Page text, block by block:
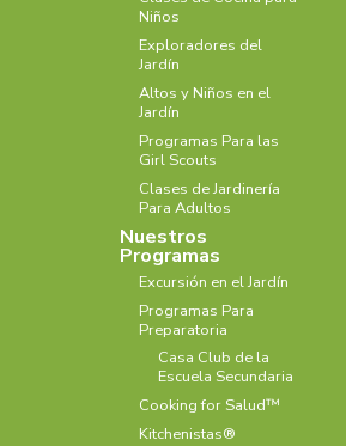
Niños
Exploradores del
Jardín
Altos y Niños en el
Jardín
Programas Para las
Girl Scouts
Clases de Jardinería
Para Adultos
Nuestros
Programas
Excursión en el Jardín
Programas Para
Preparatoria
Casa Club de la
Escuela Secundaria
Cooking for Salud™
Kitchenistas®